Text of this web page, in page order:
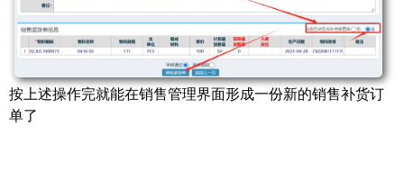
按上述操作完就能在销售管理界面形成一份新的销售补货订
单了